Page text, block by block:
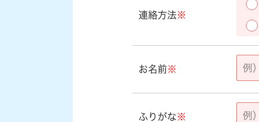
連絡方法※
お名前※
ふりがな※